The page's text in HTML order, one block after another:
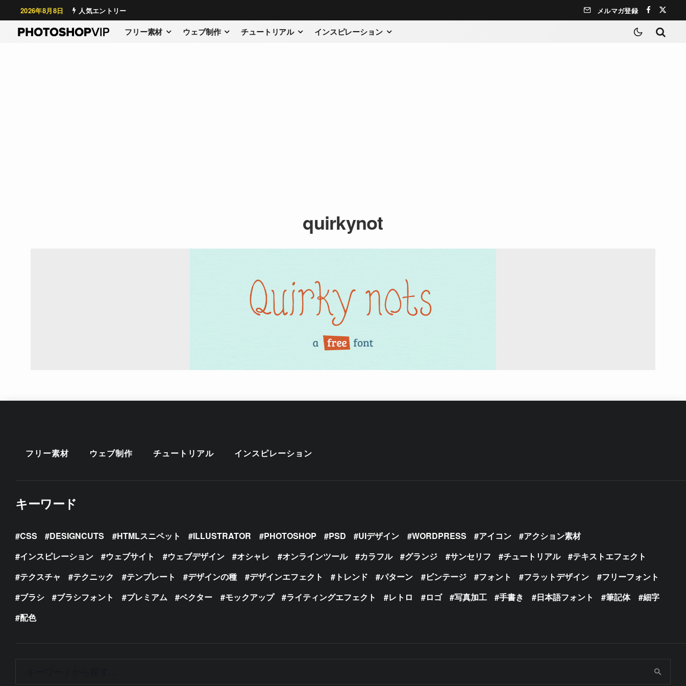
2026年8月8日 人気エントリー メルマガ登録
フリー素材 ウェブ制作 チュートリアル インスピレーション
quirkynot
フリー素材 ウェブ制作 チュートリアル インスピレーション
キーワード
CSS DESIGNCUTS HTMLスニペット ILLUSTRATOR PHOTOSHOP PSD UIデザイン WORDPRESS アイコン
アクション素材
インスピレーション
ウェブサイト ウェブデザイン オシャレ オンラインツール カラフル グランジ サンセリフ チュートリアル
テキストエフェクト
テクスチャ
テクニック テンプレート デザインの種 デザインエフェクト トレンド パターン ビンテージ フォント フラットデザイン
フリーフォント
ブラシ
ブラシフォント プレミアム ベクター モックアップ ライティングエフェクト レトロ ロゴ 写真加工 手書き 日本語フォント 筆記体
細字
配色